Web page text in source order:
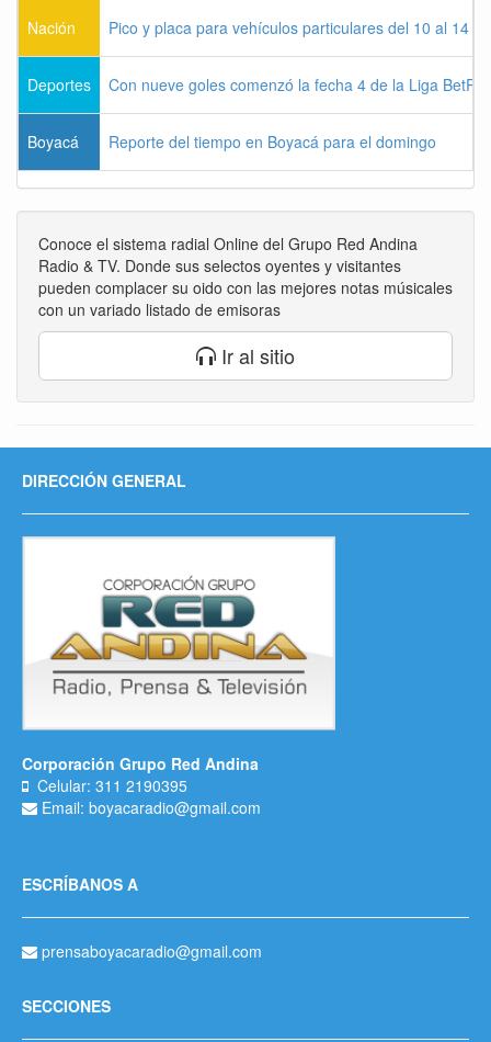
Nación Pico y placa para vehículos particulares del 10 al 14
Deportes Con nueve goles comenzó la fecha 4 de la Liga
Boyacá Reporte del tiempo en Boyacá para el domingo
Conoce el sistema radial Online del Grupo Red Andina
Radio & TV. Donde sus selectos oyentes y visitantes
pueden complacer su oido con las mejores notas músicales
con un variado listado de emisoras
Ir al sitio
DIRECCIÓN GENERAL
Corporación Grupo Red Andina
Celular: 311 2190395
Email: boyacaradio@gmail.com
ESCRÍBANOS A
prensaboyacaradio@gmail.com
SECCIONES